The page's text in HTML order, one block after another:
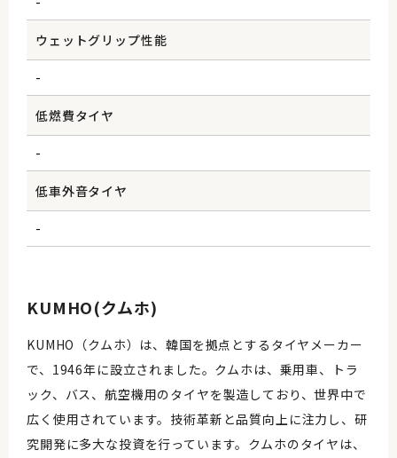
ウェットグリップ性能
-
低燃費タイヤ
-
低車外音タイヤ
-
KUMHO(クムホ)
KUMHO（クムホ）は、韓国を拠点とするタイヤメーカー
で、1946年に設立されました。クムホは、乗用車、トラ
ック、バス、航空機用のタイヤを製造しており、世界中で
広く使用されています。技術革新と品質向上に注力し、研
究開発に多大な投資を行っています。クムホのタイヤは、